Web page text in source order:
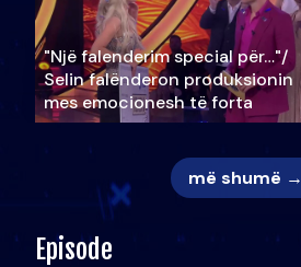
"Një falenderim special për…"/
Selin falënderon produksionin
mes emocionesh të forta
më shumë →
Episode